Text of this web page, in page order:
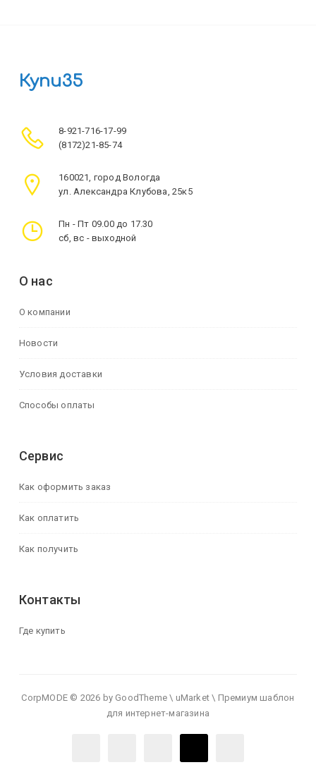
Купи35
8-921-716-17-99
(8172)21-85-74
160021, город Вологда
ул. Александра Клубова, 25к5
Пн - Пт 09.00 до 17.30
сб, вс - выходной
О нас
О компании
Новости
Условия доставки
Способы оплаты
Сервис
Как оформить заказ
Как оплатить
Как получить
Контакты
Где купить
CorpMODE © 2026 by GoodTheme \ uMarket \ Премиум шаблон
для интернет-магазина